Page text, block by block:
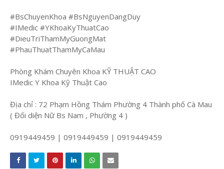
#BsChuyenKhoa #BsNguyenDangDuy
#IMedic #YKhoaKyThuatCao
#DieuTriThamMyGuongMat
#PhauThuatThamMyCaMau
Phòng Khám Chuyên Khoa KỸ THUẬT CAO
IMedic Y Khoa Kỹ Thuật Cao
Địa chỉ : 72 Phạm Hồng Thám Phường 4 Thành phố Cà Mau
( Đối diện Nữ Bs Nam , Phường 4 )
0919449459 | 0919449459 | 0919449459